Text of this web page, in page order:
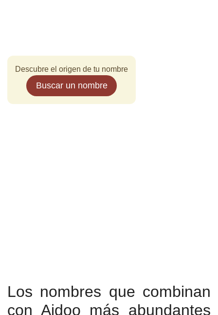
Descubre el origen de tu nombre
Buscar un nombre
Los nombres que combinan
con Aidoo más abundantes